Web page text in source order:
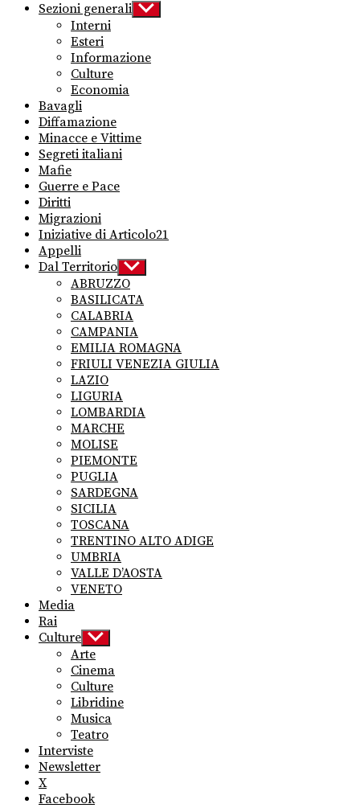
Sezioni generali Show
sub
Interni
Esteri
Informazione
Culture
Economia
Bavagli
Diffamazione
Minacce e Vittime
Segreti italiani
Mafie
Guerre e Pace
Diritti
Migrazioni
Iniziative di Articolo21
Appelli
Dal Territorio Show
sub
menu
ABRUZZO
BASILICATA
CALABRIA
CAMPANIA
EMILIA ROMAGNA
FRIULI VENEZIA GIULIA
LAZIO
LIGURIA
LOMBARDIA
MARCHE
MOLISE
PIEMONTE
PUGLIA
SARDEGNA
SICILIA
TOSCANA
TRENTINO ALTO ADIGE
UMBRIA
VALLE D’AOSTA
VENETO
Media
Rai
Culture Show
sub
menu
Arte
Cinema
Culture
Libridine
Musica
Teatro
Interviste
Newsletter
X
Facebook